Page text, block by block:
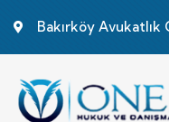
Bakırköy Avukatlık